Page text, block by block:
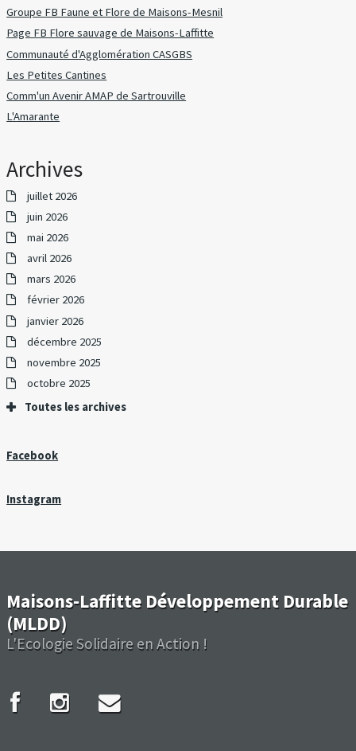
Groupe FB Faune et Flore de Maisons-Mesnil
Page FB Flore sauvage de Maisons-Laffitte
Communauté d'Agglomération CASGBS
Les Petites Cantines
Comm'un Avenir AMAP de Sartrouville
L'Amarante
Archives
juillet 2026
juin 2026
mai 2026
avril 2026
mars 2026
février 2026
janvier 2026
décembre 2025
novembre 2025
octobre 2025
Toutes les archives
Facebook
Instagram
Maisons-Laffitte Développement Durable
(MLDD)
L'Ecologie Solidaire en Action !